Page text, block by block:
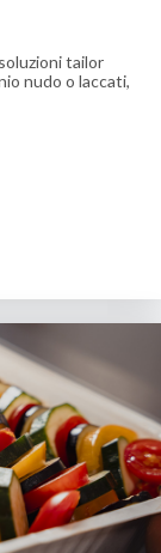
tailor
nudo o laccati,